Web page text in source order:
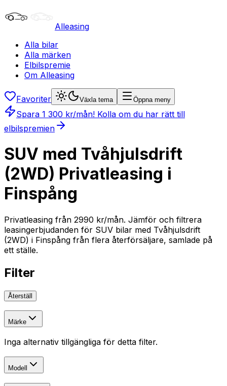
Alleasing
Alla bilar
Alla märken
Elbilspremie
Om Alleasing
Favoriter Växla tema Öppna meny
Spara 1 300 kr/mån! Kolla om du har rätt till
elbilspremien
SUV med Tvåhjulsdrift
(2WD) Privatleasing i
Finspång
Privatleasing från 2990 kr/mån. Jämför och filtrera
leasingerbjudanden för SUV bilar med Tvåhjulsdrift
(2WD) i Finspång från flera återförsäljare, samlade på
ett ställe.
Filter
Återställ
Märke
Inga alternativ tillgängliga för detta filter.
Modell